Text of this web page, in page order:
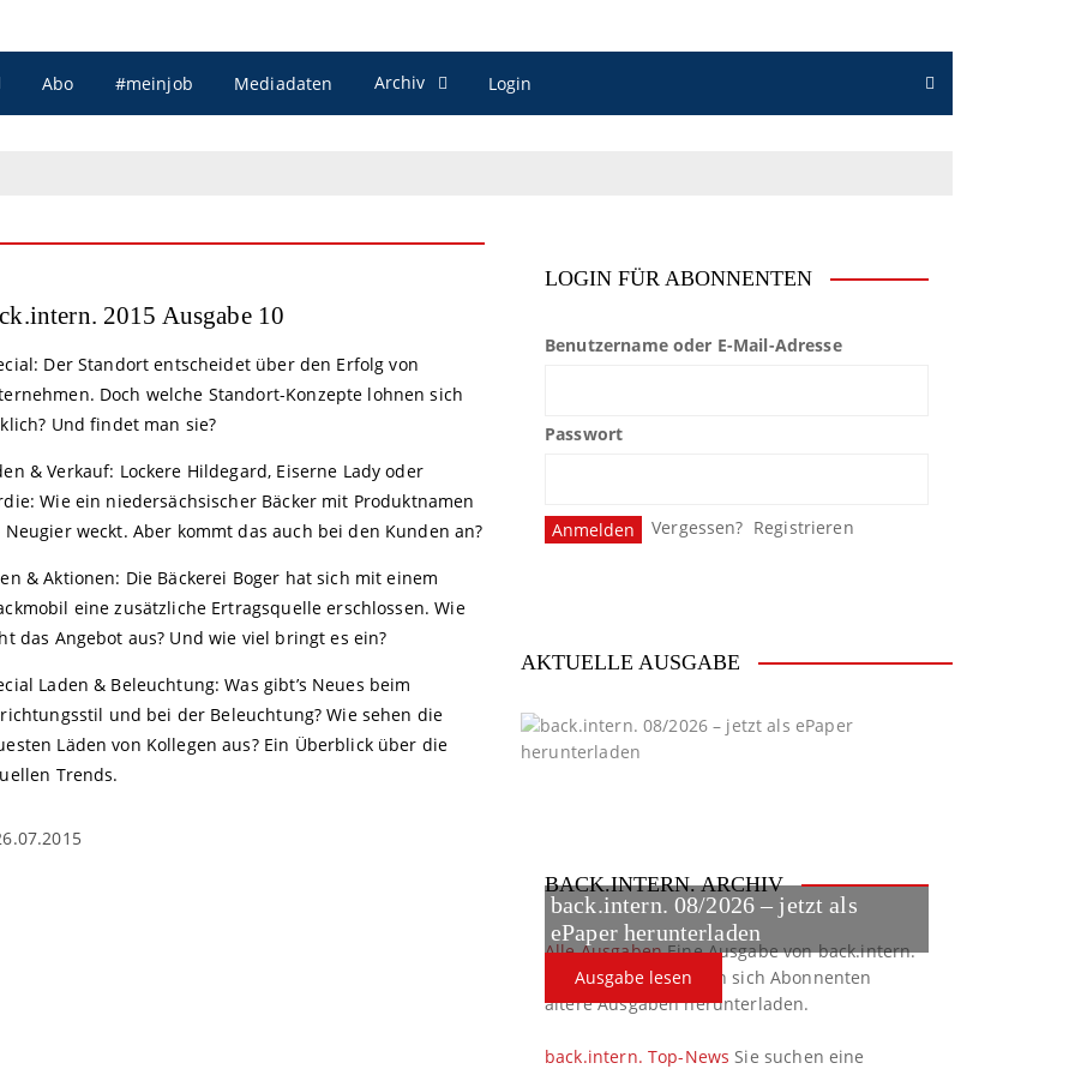
Abo #meinjob Mediadaten Archiv Login
2015 Ausgabe 10
Der Standort entscheidet über den Erfolg von
Doch welche Standort-Konzepte lohnen sich
Und findet man sie?
& Verkauf: Lockere Hildegard, Eiserne Lady oder
Wie ein niedersächsischer Bäcker mit Produktnamen
Neugier weckt. Aber kommt das auch bei den Kunden an?
& Aktionen: Die Bäckerei Boger hat sich mit einem
eine zusätzliche Ertragsquelle erschlossen. Wie
das Angebot aus? Und wie viel bringt es ein?
Laden & Beleuchtung: Was gibt’s Neues beim
und bei der Beleuchtung? Wie sehen die
Läden von Kollegen aus? Ein Überblick über die
Trends.
LOGIN FÜR ABONNENTEN
Benutzername oder E-Mail-Adresse
Passwort
Vergessen? Registrieren
AKTUELLE AUSGABE
back.intern. 08/2026 – jetzt als
ePaper herunterladen
Ausgabe lesen
BACK.INTERN. ARCHIV
Alle AusgabenEine Ausgabe von back.intern.
verpasst? Hier können sich Abonnenten
ältere Ausgaben herunterladen.
back.intern. Top-News Sie suchen eine